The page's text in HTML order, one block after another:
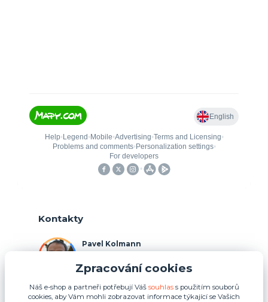
Kontakty
Pavel Kolmann
(Po-Ne, 8:00-17:00 hod.)
p.kolmann@coolplays.cz
Zpracování cookies
Náš e-shop a partneři potřebují Váš souhlass použitím souborů
cookies, aby Vám mohli zobrazovat informace týkající se Vašich